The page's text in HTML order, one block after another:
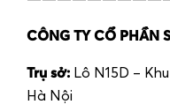
CÔNG TY CỔ PHẦN
Trụ sở: Lô N15D –
Hà Nội